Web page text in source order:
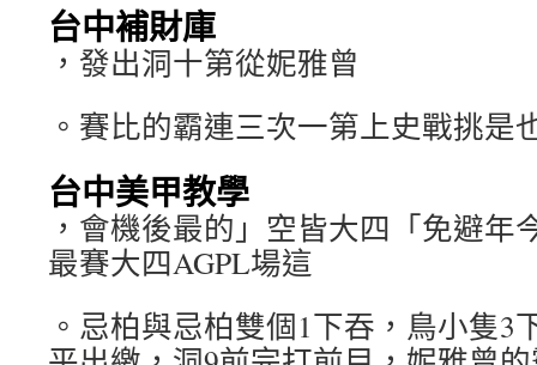
台中補財庫
，發出洞十第從妮雅曾
。賽比的霸連三次一第上史戰挑是
台中美甲教學
，會機後最的」空皆大四「免避年
最賽大四AGPL場這
。忌柏與忌柏雙個1下吞，鳥小隻3